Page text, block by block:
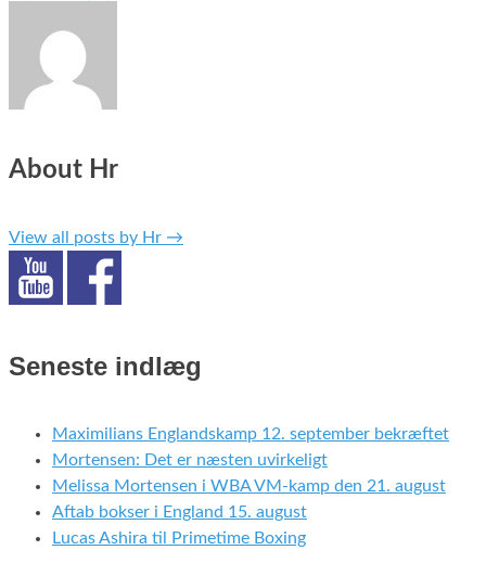
About Hr
View all posts by Hr →
Seneste indlæg
Maximilians Englandskamp 12. september bekræftet
Mortensen: Det er næsten uvirkeligt
Melissa Mortensen i WBA VM-kamp den 21. august
Aftab bokser i England 15. august
Lucas Ashira til Primetime Boxing